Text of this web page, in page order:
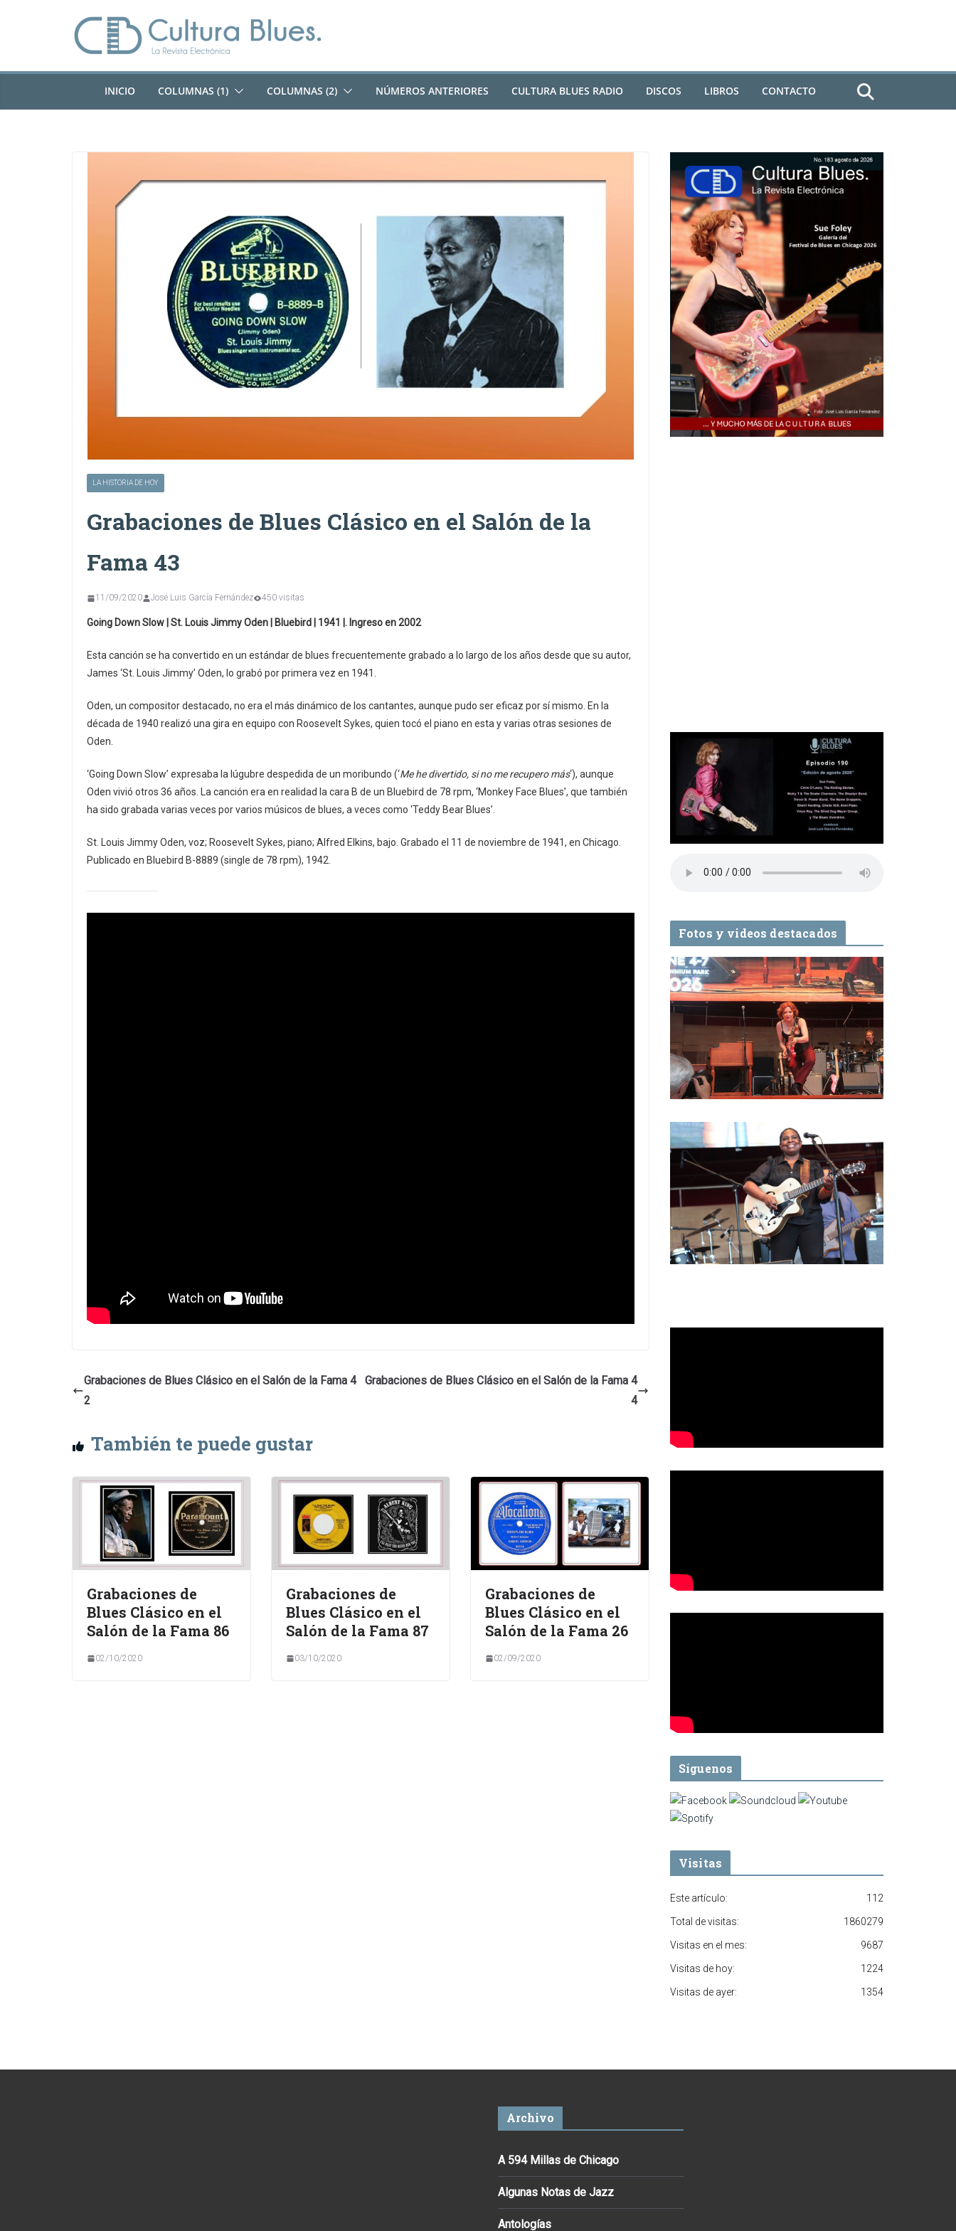
INICIO COLUMNAS (1) COLUMNAS (2) NÚMEROS ANTERIORES CULTURA BLUES RADIO DISCOS LIBROS CONTACTO
LA HISTORIA DE HOY
Grabaciones de Blues Clásico en el Salón de la
Fama 43
11/09/2020 José Luis García Fernández 450 visitas
Going Down Slow | St. Louis Jimmy Oden | Bluebird | 1941 |. Ingreso en 2002
Esta canción se ha convertido en un estándar de blues frecuentemente grabado a lo largo de los años desde que su autor,
James ‘St. Louis Jimmy’ Oden, lo grabó por primera vez en 1941.
Oden, un compositor destacado, no era el más dinámico de los cantantes, aunque pudo ser eficaz por sí mismo. En la
década de 1940 realizó una gira en equipo con Roosevelt Sykes, quien tocó el piano en esta y varias otras sesiones de
Oden.
‘Going Down Slow’ expresaba la lúgubre despedida de un moribundo (‘Me he divertido, si no me recupero más‘), aunque
Oden vivió otros 36 años. La canción era en realidad la cara B de un Bluebird de 78 rpm, ‘Monkey Face Blues’, que también
ha sido grabada varias veces por varios músicos de blues, a veces como ‘Teddy Bear Blues’.
St. Louis Jimmy Oden, voz; Roosevelt Sykes, piano; Alfred Elkins, bajo. Grabado el 11 de noviembre de 1941, en Chicago.
Publicado en Bluebird B-8889 (single de 78 rpm), 1942.
Grabaciones de Blues Clásico en el Salón de la Fama 4
2
Grabaciones de Blues Clásico en el Salón de la Fama 4
4
También te puede gustar
Grabaciones de
Blues Clásico en el
Salón de la Fama 86
02/10/2020
Grabaciones de
Blues Clásico en el
Salón de la Fama 87
03/10/2020
Grabaciones de
Blues Clásico en el
Salón de la Fama 26
02/09/2020
Fotos y videos destacados
Síguenos
Visitas
112
Este artículo:
1860279
Total de visitas:
9687
Visitas en el mes:
1224
Visitas de hoy:
1354
Visitas de ayer:
Archivo
A 594 Millas de Chicago
Algunas Notas de Jazz
Antologías